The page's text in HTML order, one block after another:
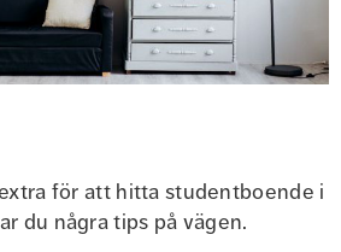
för att hitta studentboende i
du några tips på vägen.